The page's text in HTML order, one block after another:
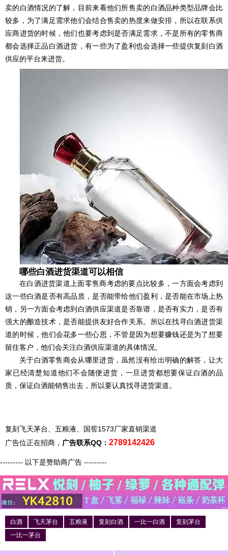
卖的白酒情况的了解，目前来看他们所售卖的白酒品种类型品牌会比
较多，为了满足需求他们会结合售卖的热度来做安排，所以在联系供
应商进货的时候，他们也要考虑到是否满足需求，不是所有的零售商
都会选择正品白酒进货，有一些为了盈利也会选择一些提供复刻白酒
供应的平台来进货。
哪些白酒进货渠道可以相信
在白酒进货渠道上面零售商考虑的要点比较多，一方面会考虑到
这一些白酒是否有高品质，是否能带给他们盈利，是否能在市场上热
销，另一方面会考虑到白酒供应渠道是否靠谱，是否有实力，是否有
强大的酿造技术，是否能提供友好合作关系。所以在找寻白酒进货渠
道的时候，他们会花多一些心思，不管是因为想要赚钱还是为了想要
留住客户，他们会关注白酒供应渠道的具体情况。
关于白酒零售商会从哪里进货，虽然没有给出明确的解答，让大
家已经清楚知道他们不会随便进货，一旦进货都想要保证白酒的品
质，保证白酒能销售出去，所以要认真找寻进货渠道。
复刻飞天茅台、五粮液、国窖1573厂家直销渠道
广告位正在招商， 广告联系QQ： 2789142426
--------- 以下是赞助商广告 ---------
白酒 飞天茅台 五粮液 复刻白酒 一比一白酒
复刻茅台
一比一茅台